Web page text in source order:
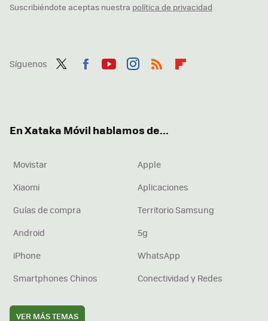
Suscribiéndote aceptas nuestra política de privacidad
Síguenos
En Xataka Móvil hablamos de...
Movistar
Apple
Xiaomi
Aplicaciones
Guías de compra
Territorio Samsung
Android
5g
iPhone
WhatsApp
Smartphones Chinos
Conectividad y Redes
VER MÁS TEMAS